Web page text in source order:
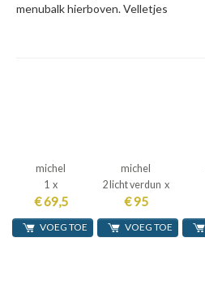
menubalk hierboven. Velletjes
michel
1 x
€ 69,5
VOEG TOE
michel
2 licht verdun x
€ 95
VOEG TOE